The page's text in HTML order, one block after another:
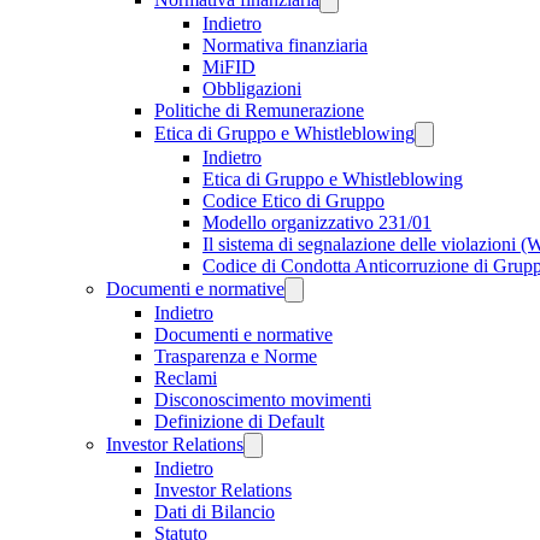
Indietro
Normativa finanziaria
MiFID
Obbligazioni
Politiche di Remunerazione
Etica di Gruppo e Whistleblowing
Indietro
Etica di Gruppo e Whistleblowing
Codice Etico di Gruppo
Modello organizzativo 231/01
Il sistema di segnalazione delle violazioni
Codice di Condotta Anticorruzione di
Documenti e normative
Indietro
Documenti e normative
Trasparenza e Norme
Reclami
Disconoscimento movimenti
Definizione di Default
Investor Relations
Indietro
Investor Relations
Dati di Bilancio
Statuto